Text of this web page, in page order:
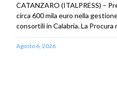
CATANZARO (ITALPRESS) –
circa 600 mila euro nella
consortili in Calabria. La
Agosto 6, 2026